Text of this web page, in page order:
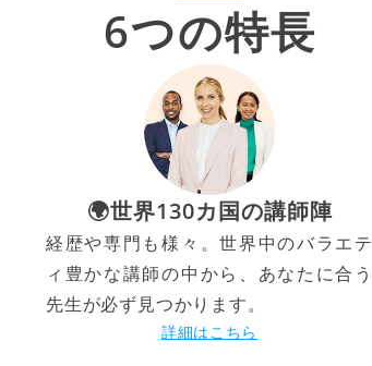
6つの特長
🌍世界130カ国の講師陣
経歴や専門も様々。世界中のバラエテ
ィ豊かな講師の中から、あなたに合う
先生が必ず見つかります。
詳細はこちら